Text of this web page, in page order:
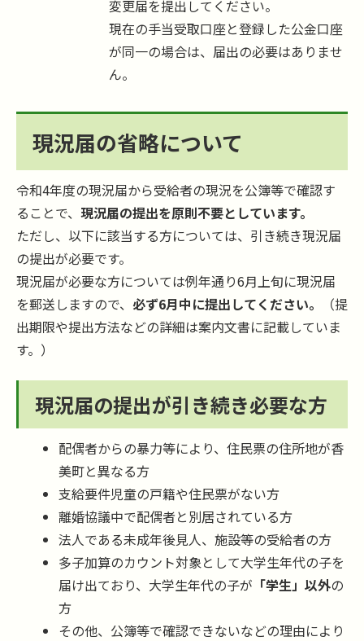
変更届を提出してください。
現在の手当受取口座と登録した公金口座
が同一の場合は、届出の必要はありませ
ん。
現況届の省略について
令和4年度の現況届から受給者の現況を公簿等で確認す
ることで、 現況届の提出を原則不要としています。
ただし、以下に該当する方については、引き続き現況届
の提出が必要です。
現況届が必要な方については例年通り6月上旬に現況届
を郵送しますので、 必ず6月中に提出してください。
（提
出期限や提出方法などの詳細は案内文書に記載していま
す。）
現況届の提出が引き続き必要な方
配偶者からの暴力等により、住民票の住所地が香
美町と異なる方
支給要件児童の戸籍や住民票がない方
離婚協議中で配偶者と別居されている方
法人である未成年後見人、施設等の受給者の方
多子加算のカウント対象として大学生年代の子を
届け出ており、大学生年代の子が 「学生」以外の
方
その他、公簿等で確認できないなどの理由により